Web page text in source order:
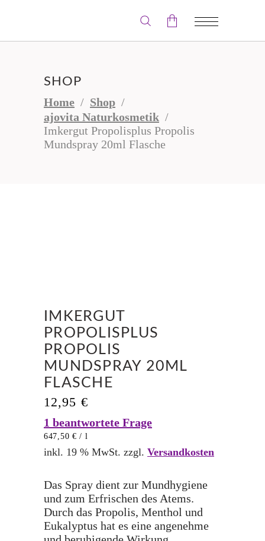
SHOP
Home / Shop /
ajovita Naturkosmetik /
Imkergut Propolisplus Propolis
Mundspray 20ml Flasche
IMKERGUT
PROPOLISPLUS
PROPOLIS
MUNDSPRAY 20ML
FLASCHE
12,95 €
1 beantwortete Frage
647,50 € / l
inkl. 19 % MwSt. zzgl. Versandkosten
Das Spray dient zur Mundhygiene
und zum Erfrischen des Atems.
Durch das Propolis, Menthol und
Eukalyptus hat es eine angenehme